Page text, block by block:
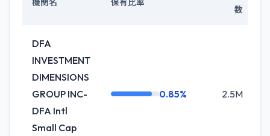
機関名 保有比率
数
DFA
INVESTMENT
DIMENSIONS
GROUP INC-
DFA Intl
Small Cap
0.85% 2.5M